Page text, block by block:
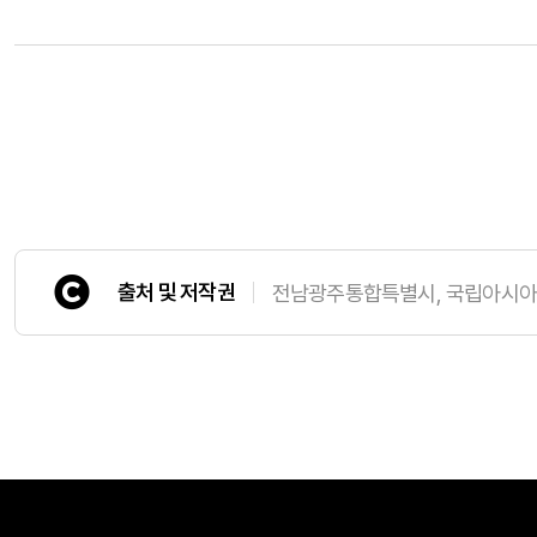
출처 및 저작권 전남광주통합특별시, 국립아시